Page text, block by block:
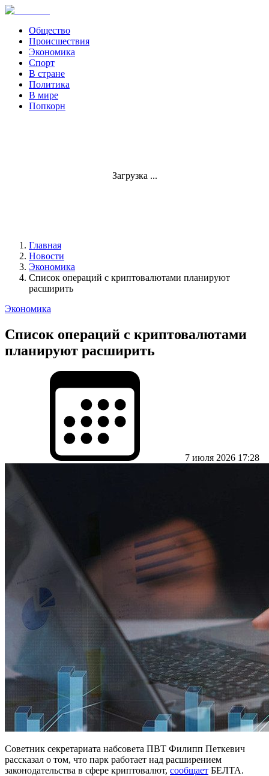
Общество
Происшествия
Экономика
Спорт
В стране
Политика
В мире
Попкорн
Загрузка ...
Главная
Новости
Экономика
Список операций с криптовалютами планируют
расширить
Экономика
Список операций с криптовалютами
планируют расширить
7 июля 2026 17:28
Советник секретариата набсовета ПВТ Филипп Петкевич
рассказал о том, что парк работает над расширением
законодательства в сфере криптовалют, сообщает БЕЛТА.